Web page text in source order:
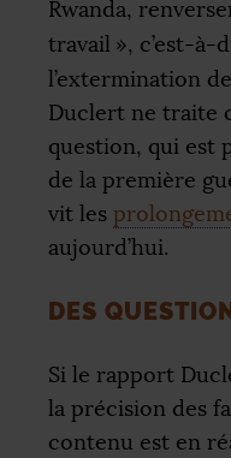
Rwanda,
travail », c’est-à-
l’extermination
Duclert ne traite
question, qui est
de la première
vit les
aujourd’hui.
DES
Si le rapport
la précision des
contenu est en